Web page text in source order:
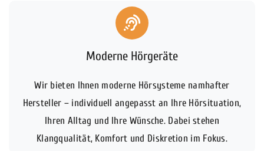
Moderne Hörgeräte
Wir bieten Ihnen moderne Hörsysteme namhafter
Hersteller – individuell angepasst an Ihre Hörsituation,
Ihren Alltag und Ihre Wünsche. Dabei stehen
Klangqualität, Komfort und Diskretion im Fokus.